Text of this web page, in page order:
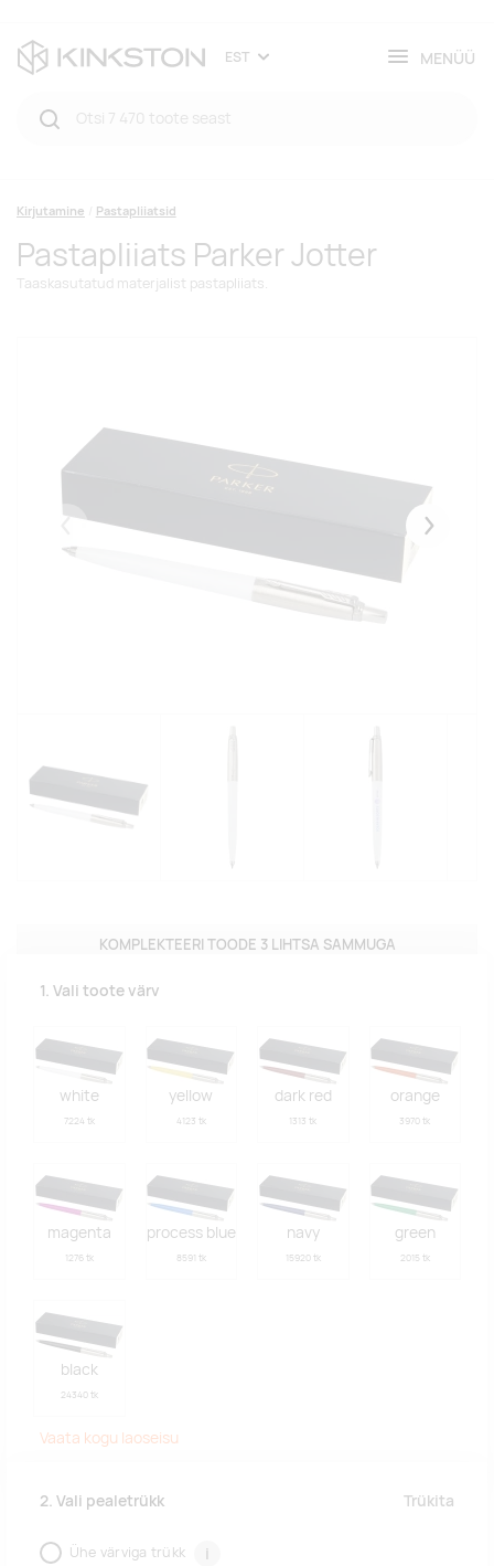
EST MENÜÜ
Kirjutamine Pastapliiatsid
Pastapliiats Parker Jotter
Taaskasutatud materjalist pastapliiats.
KOMPLEKTEERI TOODE 3 LIHTSA SAMMUGA
1. Vali toote värv
white
7224 tk
yellow
4123 tk
dark red
1313 tk
orange
3970 tk
magenta
1276 tk
process blue
8591 tk
navy
15920 tk
green
2015 tk
black
24340 tk
Vaata kogu laoseisu
2. Vali pealetrükk Trükita
Ühe värviga trükk i